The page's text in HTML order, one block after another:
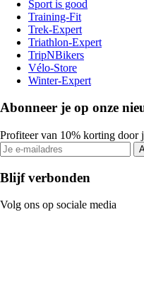
Sport is good
Training-Fit
Trek-Expert
Triathlon-Expert
TripNBikers
Vélo-Store
Winter-Expert
Abonneer je op onze
Profiteer van 10% korting door
Blijf verbonden
Volg ons op sociale media